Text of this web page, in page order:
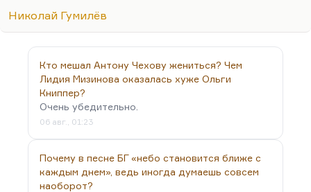
«Розе Мира». Это всё — блестящие
разветвлённая фантастика.
Теория пассионарности — это такое
метаописание истории, когда всё, что не нравится
автору, подгоняется под эту концепцию, но это
не даёт причины. Космическое излучение какое-
то рождает пассионарность, и вот эта схема с
мячами, как бы полосующими карту, вот она
такими косыми направленными движениями…
Николай Гумилёв
Кто мешал Антону Чехову жениться? Чем
Лидия Мизинова оказалась хуже Ольги
Книппер?
Очень убедительно.
06 авг., 01:23
Почему в песне БГ «небо становится ближе с
каждым днем», ведь иногда думаешь совсем
наоборот?